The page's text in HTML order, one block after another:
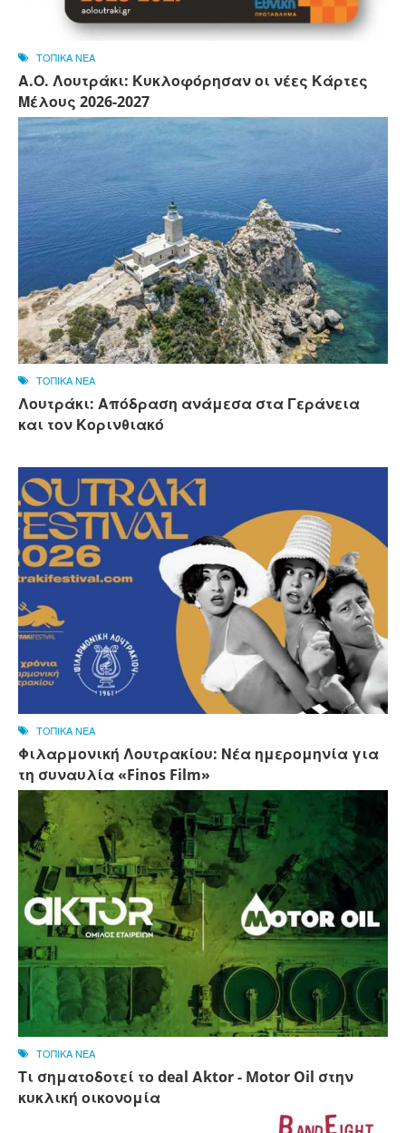
ΤΟΠΙΚΑ ΝΕΑ
Α.Ο. Λουτράκι: Κυκλοφόρησαν οι νέες Κάρτες
Μέλους 2026-2027
ΤΟΠΙΚΑ ΝΕΑ
Λουτράκι: Απόδραση ανάμεσα στα Γεράνεια
και τον Κορινθιακό
ΤΟΠΙΚΑ ΝΕΑ
Φιλαρμονική Λουτρακίου: Νέα ημερομηνία για
τη συναυλία «Finos Film»
ΤΟΠΙΚΑ ΝΕΑ
Τι σηματοδοτεί το deal Αktor - Motor Oil στην
κυκλική οικονομία